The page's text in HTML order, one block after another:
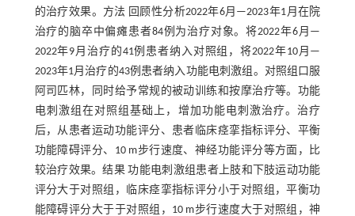
的治疗效果。方法 回顾性分析2022年6月—2023年1月在院
治疗的脑卒中偏瘫患者84例为治疗对象。将2022年6月—
2022年9月治疗的41例患者纳入对照组，将2022年10月—
2023年1月治疗的43例患者纳入功能电刺激组。对照组口服
阿司匹林，同时给予常规的被动训练和按摩治疗等。功能
电刺激组在对照组基础上，增加功能电刺激治疗。治疗
后，从患者运动功能评分、患者临床痉挛指标评分、平衡
功能障碍评分、10 m步行速度、神经功能评分等方面，比
较治疗效果。结果 功能电刺激组患者上肢和下肢运动功能
评分大于对照组，临床痉挛指标评分小于对照组，平衡功
能障碍评分大于于对照组，10 m步行速度大于对照组，神